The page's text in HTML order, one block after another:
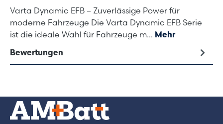
Varta Dynamic EFB – Zuverlässige Power für
moderne Fahrzeuge Die Varta Dynamic EFB Serie
ist die ideale Wahl für Fahrzeuge m… Mehr
Bewertungen